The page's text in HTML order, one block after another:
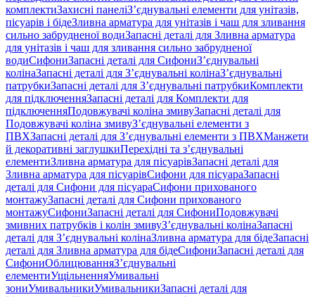
комплектиЗахисні панеліЗ’єднувальні елементи для унітазів,
пісуарів і бідеЗливна арматура для унітазів і чаш для зливання
сильно забрудненої водиЗапасні деталі для Зливна арматура
для унітазів і чаш для зливання сильно забрудненої
водиСифониЗапасні деталі для СифониЗ’єднувальні
колінаЗапасні деталі для З’єднувальні колінаЗ’єднувальні
патрубкиЗапасні деталі для З’єднувальні патрубкиКомплекти
для підключенняЗапасні деталі для Комплекти для
підключенняПодовжувачі коліна змивуЗапасні деталі для
Подовжувачі коліна змивуЗ’єднувальні елементи з
ПВХЗапасні деталі для З’єднувальні елементи з ПВХМанжети
й декоративні заглушкиПерехідні та з’єднувальні
елементиЗливна арматура для пісуарівЗапасні деталі для
Зливна арматура для пісуарівСифони для пісуараЗапасні
деталі для Сифони для пісуараСифони прихованого
монтажуЗапасні деталі для Сифони прихованого
монтажуСифониЗапасні деталі для СифониПодовжувачі
змивних патрубків і колін змивуЗ’єднувальні колінаЗапасні
деталі для З’єднувальні колінаЗливна арматура для бідеЗапасні
деталі для Зливна арматура для бідеСифониЗапасні деталі для
СифониОблицюванняЗ’єднувальні
елементиУщільненняУмивальні
зониУмивальникиУмивальникиЗапасні деталі для